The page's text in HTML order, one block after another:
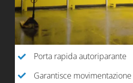
Porta rapida autoriparante
Garantisce